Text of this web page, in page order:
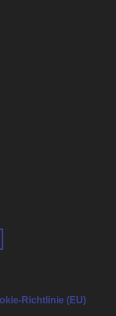
Rich­t­­linie (EU)